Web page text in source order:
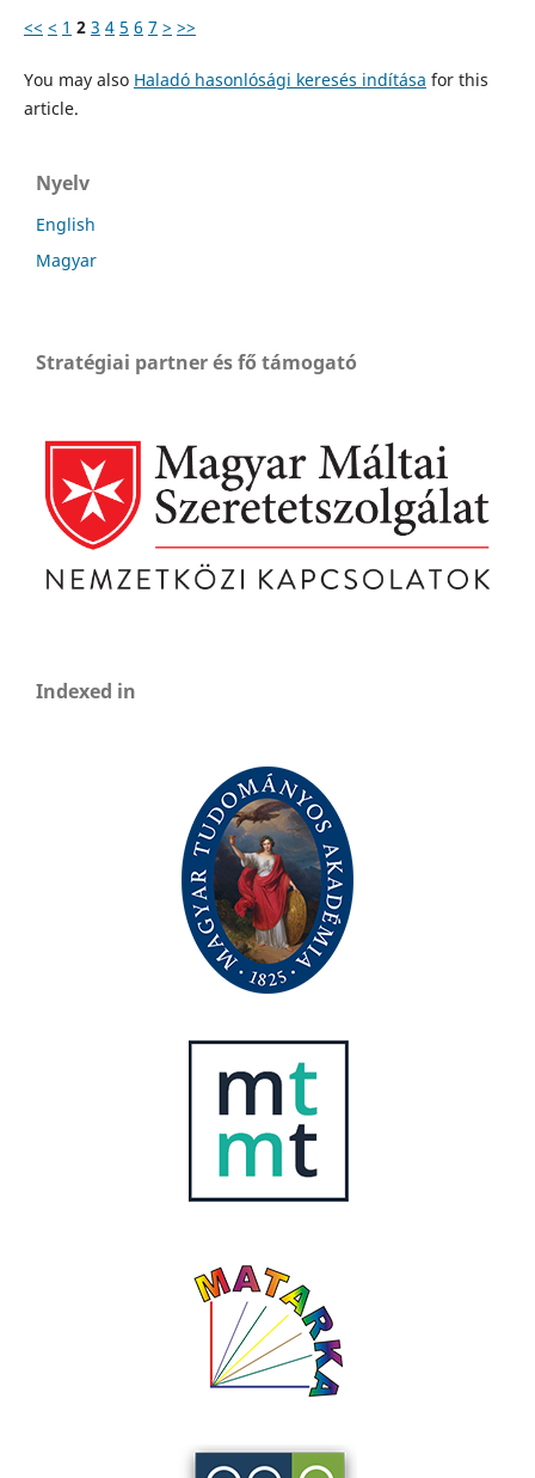
<< < 1 2 3 4 5 6 7 > >>
You may also Haladó hasonlósági keresés indítása for this
article.
Nyelv
English
Magyar
Stratégiai partner és fő támogató
Indexed in